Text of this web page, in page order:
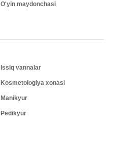
O'yin maydonchasi
Issiq vannalar
Kosmetologiya xonasi
Manikyur
Pedikyur